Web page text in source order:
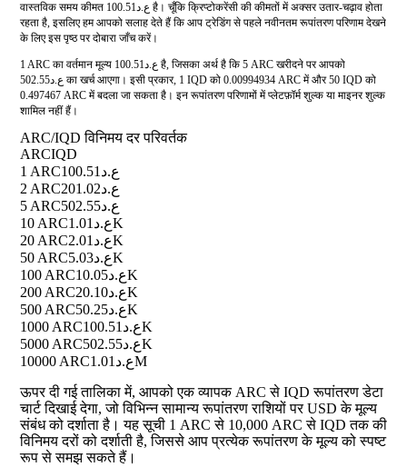
वास्तविक समय कीमत ع.د100.51 है। चूँकि क्रिप्टोकरेंसी की कीमतों में अक्सर उतार-चढ़ाव होता
रहता है, इसलिए हम आपको सलाह देते हैं कि आप ट्रेडिंग से पहले नवीनतम रूपांतरण परिणाम देखने
के लिए इस पृष्ठ पर दोबारा जाँच करें।
1 ARC का वर्तमान मूल्य ع.د100.51 है, जिसका अर्थ है कि 5 ARC खरीदने पर आपको
ع.د502.55 का खर्च आएगा। इसी प्रकार, 1 IQD को 0.00994934 ARC में और 50 IQD को
0.497467 ARC में बदला जा सकता है। इन रूपांतरण परिणामों में प्लेटफ़ॉर्म शुल्क या माइनर शुल्क
शामिल नहीं हैं।
ARC/IQD विनिमय दर परिवर्तक
ARCIQD
1 ARC
ع.د100.51
2 ARC
ع.د201.02
5 ARC
ع.د502.55
10 ARC
ع.د1.01K
20 ARC
ع.د2.01K
50 ARC
ع.د5.03K
100 ARC
ع.د10.05K
200 ARC
ع.د20.10K
500 ARC
ع.د50.25K
1000 ARC
ع.د100.51K
5000 ARC
ع.د502.55K
10000 ARC
ع.د1.01M
ऊपर दी गई तालिका में, आपको एक व्यापक ARC से IQD रूपांतरण डेटा
चार्ट दिखाई देगा, जो विभिन्न सामान्य रूपांतरण राशियों पर USD के मूल्य
संबंध को दर्शाता है। यह सूची 1 ARC से 10,000 ARC से IQD तक की
विनिमय दरों को दर्शाती है, जिससे आप प्रत्येक रूपांतरण के मूल्य को स्पष्ट
रूप से समझ सकते हैं।